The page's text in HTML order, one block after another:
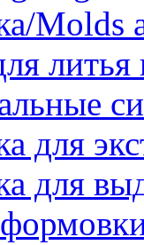
Molds
литья
для
для